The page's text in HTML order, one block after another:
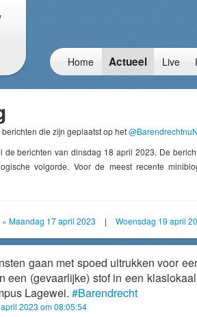
Home Actueel Live
die zijn geplaatst op het
de berichten van dinsdag 18 april 2023. De
volgorde. Voor de meest recente
« Maandag 17 april 2023 | Woensdag 19 april
gaan met spoed uitrukken voor
een (gevaarlijke) stof in een
Lagewei. #Barendrecht
2023 om 08:05:54